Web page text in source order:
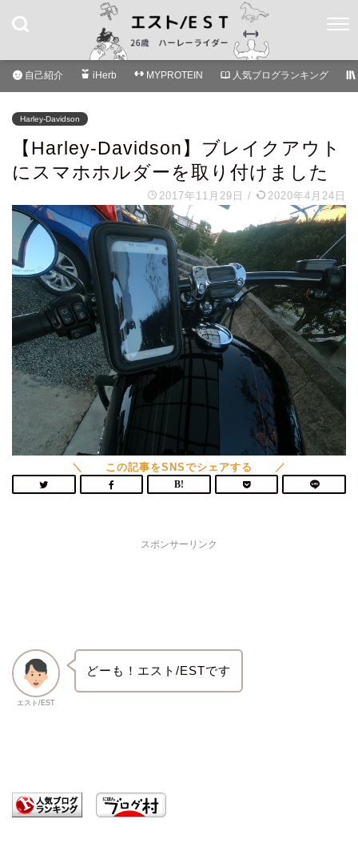
自己紹介 iHerb MYPROTEIN 人気ブログランキング
Harley-Davidson
【Harley-Davidson】ブレイクアウト
にスマホホルダーを取り付けました
2017年11月29日 / 2020年4月24日
スポンサーリンク
エスト/EST
どーも！エスト/ESTです